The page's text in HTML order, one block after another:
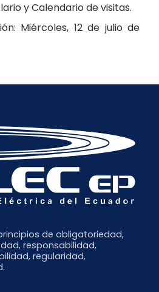
y Calendario de visitas.
Miércoles, 12 de julio de
de obligatoriedad,
responsabilidad,
regularidad,